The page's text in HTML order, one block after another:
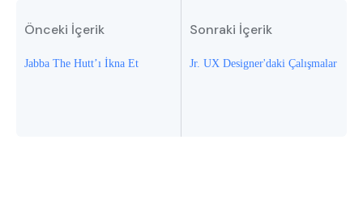
Önceki İçerik
Jabba The Hutt’ı İkna Et
Sonraki İçerik
Jr. UX Designer'daki Çalışmalar